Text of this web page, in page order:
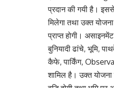
प्रदान की गयी है। इससे
मिलेगा तथा उक्त
प्राप्त होगी।
बुनियादी ढांचे, भूमि,
कैफे, पार्किंग,
शामिल है। उक्त